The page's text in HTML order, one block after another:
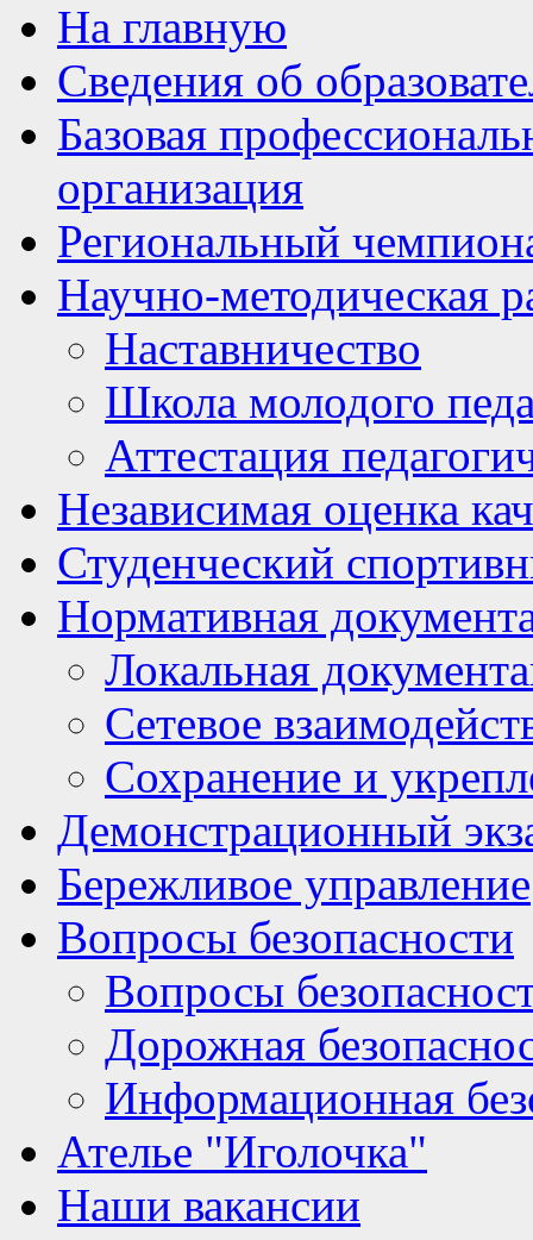
На главную
Сведения об
Базовая
организация
Региональный
Научно-методическая
Наставничество
Школа молодого
Аттестация
Независимая оценка
Студенческий
Нормативная
Локальная
Сетевое
Сохранение и
Демонстрационный
Бережливое управление
Вопросы безопасности
Вопросы
Дорожная
Информационная
Ателье "Иголочка"
Наши вакансии